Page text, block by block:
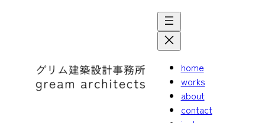
home
works
about
contact